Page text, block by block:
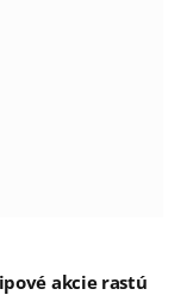
akcie rastú